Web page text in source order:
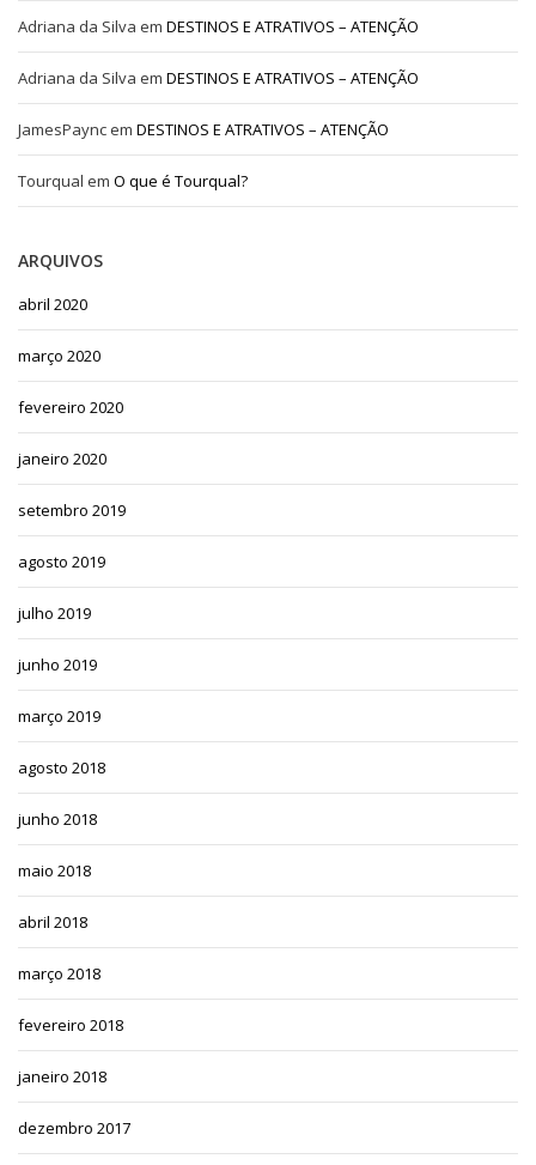
Adriana da Silva em DESTINOS E ATRATIVOS – ATENÇÃO
Adriana da Silva em DESTINOS E ATRATIVOS – ATENÇÃO
JamesPaync em DESTINOS E ATRATIVOS – ATENÇÃO
Tourqual em O que é Tourqual?
ARQUIVOS
abril 2020
março 2020
fevereiro 2020
janeiro 2020
setembro 2019
agosto 2019
julho 2019
junho 2019
março 2019
agosto 2018
junho 2018
maio 2018
abril 2018
março 2018
fevereiro 2018
janeiro 2018
dezembro 2017